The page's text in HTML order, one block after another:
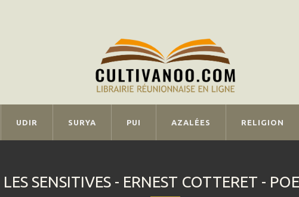
UDIR SURYA PUI AZALÉES RELIGION
LES SENSITIVES - ERNEST COTTERET -